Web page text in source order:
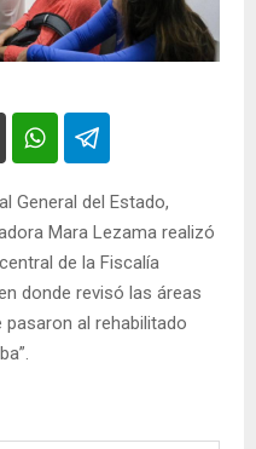
General del Estado,
Mara Lezama realizó
de la Fiscalía
donde revisó las áreas
al rehabilitado